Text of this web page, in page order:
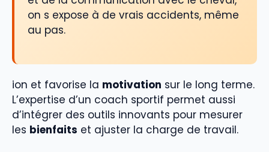
on s expose à de vrais accidents, même
au pas.
ion et favorise la motivation sur le long terme.
L’expertise d’un coach sportif permet aussi
d’intégrer des outils innovants pour mesurer
les bienfaits et ajuster la charge de travail.